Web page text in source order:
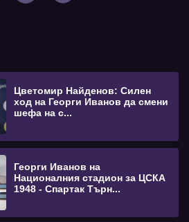
Цветомир Найденов: Силен
ход на Георги Иванов да смени
шефа на с...
Георги Иванов на
Националния стадион за ЦСКА
1948 - Спартак Търн...